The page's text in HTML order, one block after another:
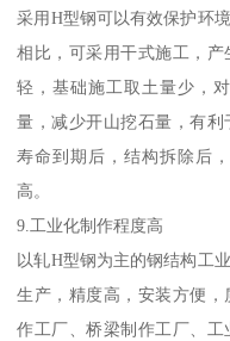
采用H型钢可以有效保护环
相比，可采用干式施工，
轻，基础施工取土量少，
量，减少开山挖石量，有
寿命到期后，结构拆除后
高。
9.工业化制作程度高
以轧H型钢为主的钢结构工
生产，精度高，安装方便
作工厂、桥梁制作工厂、